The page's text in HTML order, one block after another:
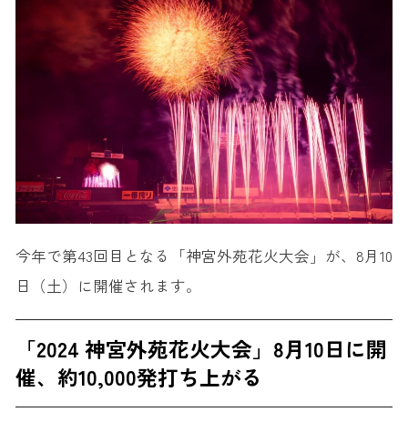
今年で第43回目となる「神宮外苑花火大会」が、8月10
日（土）に開催されます。
「2024 神宮外苑花火大会」8月10日に開
催、約10,000発打ち上がる